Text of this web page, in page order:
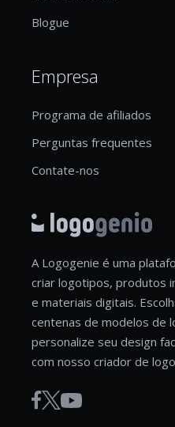
Blogue
Empresa
Programa de afiliados
Perguntas frequentes
Contate-nos
A Logogenie é uma
criar logotipos, produtos
e materiais digitais.
centenas de modelos de
personalize seu design
com nosso criador de